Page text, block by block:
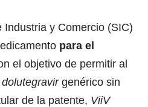
Industria y Comercio (SIC)
para el
el objetivo de permitir al
dolutegravir genérico sin
de la patente, ViiV